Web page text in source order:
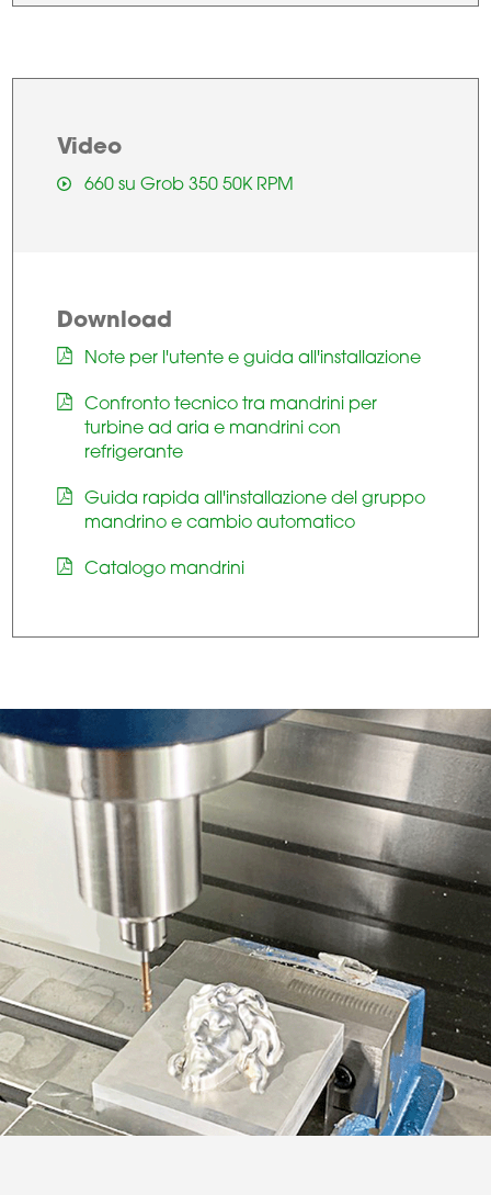
Video
660 su Grob 350 50K RPM
Download
Note per l'utente e guida all'installazione
Confronto tecnico tra mandrini per
turbine ad aria e mandrini con
refrigerante
Guida rapida all'installazione del gruppo
mandrino e cambio automatico
Catalogo mandrini